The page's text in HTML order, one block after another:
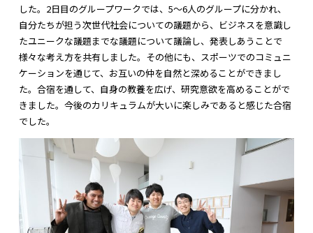
した。2日目のグループワークでは、5～6人のグループに分かれ、
自分たちが担う次世代社会についての議題から、ビジネスを意識し
たユニークな議題までな議題について議論し、発表しあうことで
様々な考え方を共有しました。その他にも、スポーツでのコミュニ
ケーションを通じて、お互いの仲を自然と深めることができまし
た。合宿を通して、自身の教養を広げ、研究意欲を高めることがで
きました。今後のカリキュラムが大いに楽しみであると感じた合宿
でした。